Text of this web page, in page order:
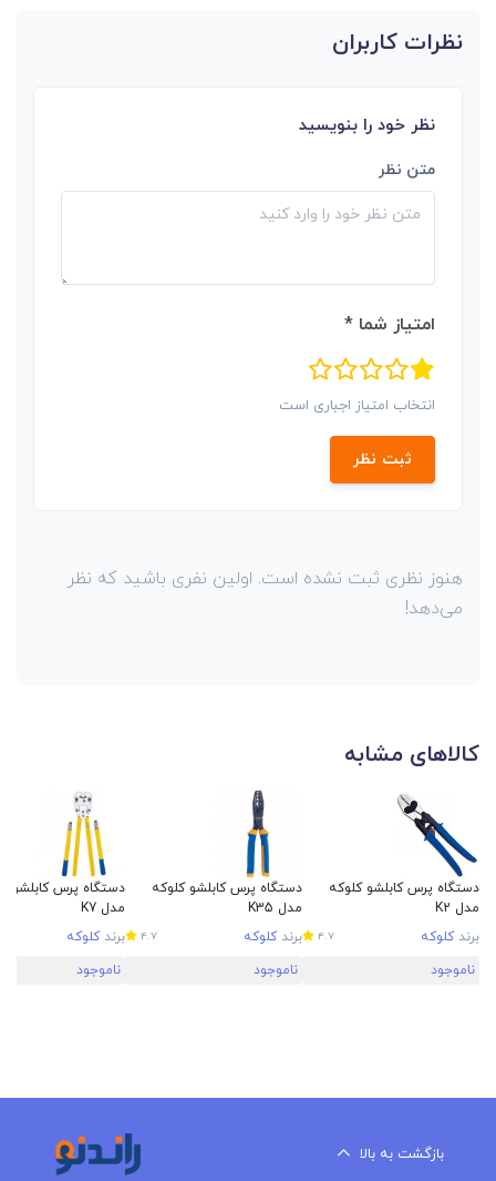
نظرات کاربران
نظر خود را بنویسید
متن نظر
امتیاز شما *
انتخاب امتیاز اجباری است
ثبت نظر
هنوز نظری ثبت نشده است. اولین نفری باشید که نظر
می‌دهد!
کالاهای مشابه
دستگاه پرس کابلشو کلوکه
مدل K2
برندکلوکه 4.7
ناموجود
دستگاه پرس کابلشو کلوکه
مدل K35
برندکلوکه 4.7
ناموجود
دستگاه پرس کابلشو
مدل K7
برندکلوکه
ناموجود
بازگشت به بالا